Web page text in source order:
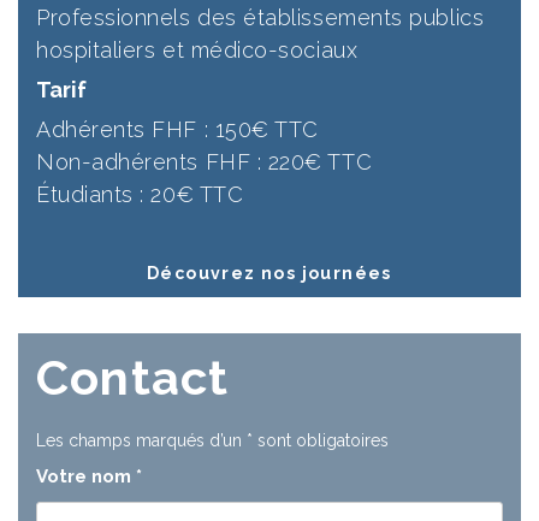
Professionnels des établissements publics
hospitaliers et médico-sociaux
Tarif
Adhérents FHF : 150€ TTC
Non-adhérents FHF : 220€ TTC
Étudiants : 20€ TTC
Découvrez nos journées
Contact
Les champs marqués d’un * sont obligatoires
Votre nom *